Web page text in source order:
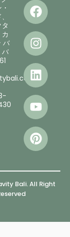
バ
バ
Bali. All Right